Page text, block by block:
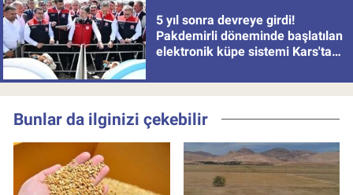
5 yıl sonra devreye girdi!
Pakdemirli döneminde başlatılan
elektronik küpe sistemi Kars'tan
Bunlar da ilginizi çekebilir